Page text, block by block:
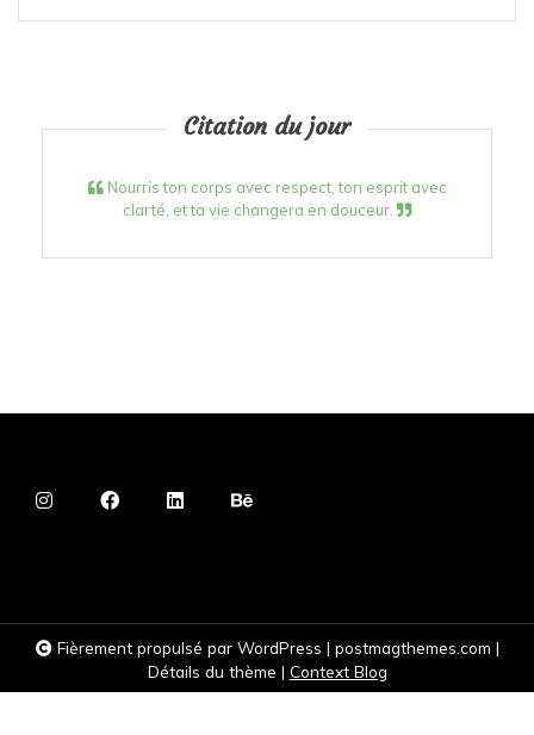
Citation du jour
Nourris ton corps avec respect, ton esprit avec
clarté, et ta vie changera en douceur.
Fièrement propulsé par WordPress | postmagthemes.com |
Détails du thème | Context Blog